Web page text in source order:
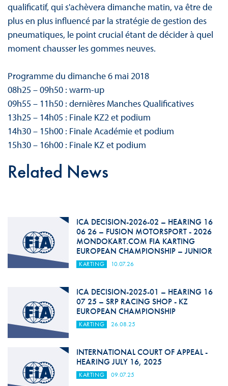
qualificatif, qui s'achèvera dimanche matin, va être de
plus en plus influencé par la stratégie de gestion des
pneumatiques, le point crucial étant de décider à quel
moment chausser les gommes neuves.
Programme du dimanche 6 mai 2018
08h25 – 09h50 : warm-up
09h55 – 11h50 : dernières Manches Qualificatives
13h25 – 14h05 : Finale KZ2 et podium
14h30 – 15h00 : Finale Académie et podium
15h30 – 16h00 : Finale KZ et podium
Related News
ICA DECISION-2026-02 – HEARING 16
06 26 – FUSION MOTORSPORT - 2026
MONDOKART.COM FIA KARTING
EUROPEAN CHAMPIONSHIP – JUNIOR
KARTING 10.07.26
ICA DECISION-2025-01 – HEARING 16
07 25 – SRP RACING SHOP - KZ
EUROPEAN CHAMPIONSHIP
KARTING 26.08.25
INTERNATIONAL COURT OF APPEAL -
HEARING JULY 16, 2025
KARTING 09.07.25